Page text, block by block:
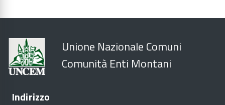
Unione Nazionale Comuni
Comunità Enti Montani
Indirizzo